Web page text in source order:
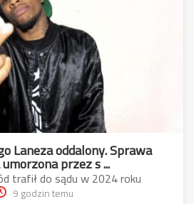
Laneza oddalony. Sprawa
przez s ...
trafił do sądu w 2024 roku
9 godzin temu